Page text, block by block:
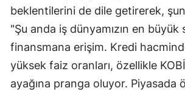
beklentilerini de dile getirerek,
"Şu anda iş dünyamızın en büyük
finansmana erişim. Kredi
yüksek faiz oranları, özellikle
ayağına pranga oluyor. Piyasada